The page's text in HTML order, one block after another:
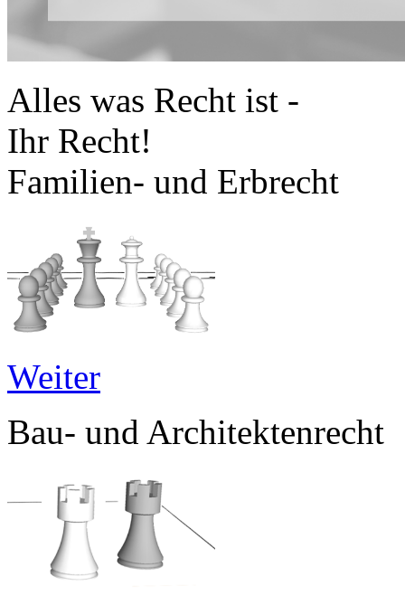
Alles was Recht ist -
Ihr Recht!
Familien- und Erbrecht
Weiter
Bau- und Architektenrecht